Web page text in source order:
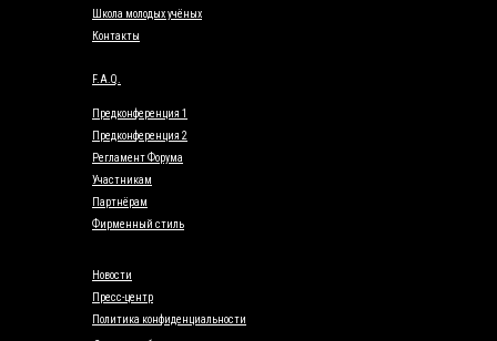
Школа молодых учёных
Контакты
Предконференция 1
Предконференция 2
Регламент Форума
Участникам
Партнёрам
Фирменный стиль
Новости
Пресс-центр
Политика конфиденциальности
F.A.Q.